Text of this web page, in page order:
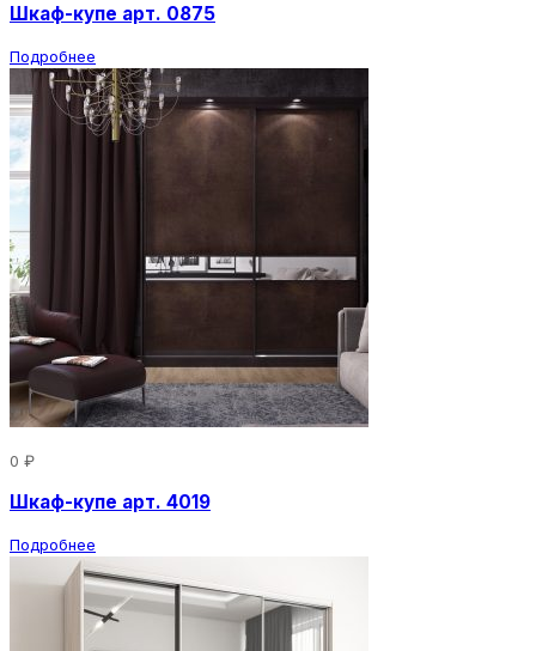
Шкаф-купе арт. 0875
Подробнее
0 ₽
Шкаф-купе арт. 4019
Подробнее